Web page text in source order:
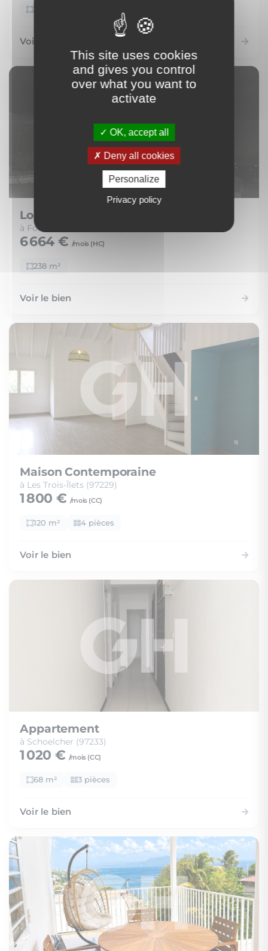
Voir le bien
Local Commercial
à Fort-de-France (97200)
6 664 € /mois (HC)
238 m²
Voir le bien
Maison Contemporaine
à Les Trois-Îlets (97229)
1 800 € /mois (CC)
120 m² 4 pièces
Voir le bien
Appartement
à Schoelcher (97233)
1 020 € /mois (CC)
68 m² 3 pièces
Voir le bien
This site uses cookies
and gives you control
over what you want to
activate
OK, accept all
Deny all cookies
Personalize
Privacy policy